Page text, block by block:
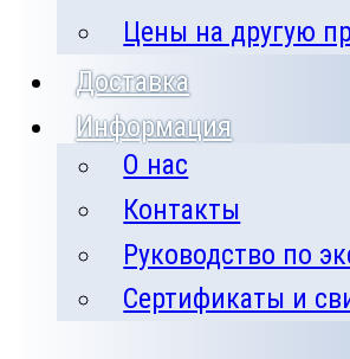
Цены на другую
Доставка
Информация
О нас
Контакты
Руководство по
Сертификаты и